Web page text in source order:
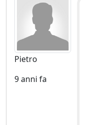
Pietro
9 anni fa